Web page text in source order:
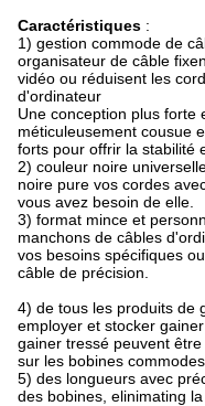
Caractéristiques :
1) gestion commode de
organisateur de câble
vidéo ou réduisent les
d'ordinateur
Une conception plus forte
méticuleusement cousue
forts pour offrir la stabilité
2) couleur noire
noire pure vos cordes
vous avez besoin de elle.
3) format mince et
manchons de câbles
vos besoins spécifiques
câble de précision.
4) de tous les produits de
employer et stocker
gainer tressé peuvent
sur les bobines
5) des longueurs avec
des bobines, elinimating